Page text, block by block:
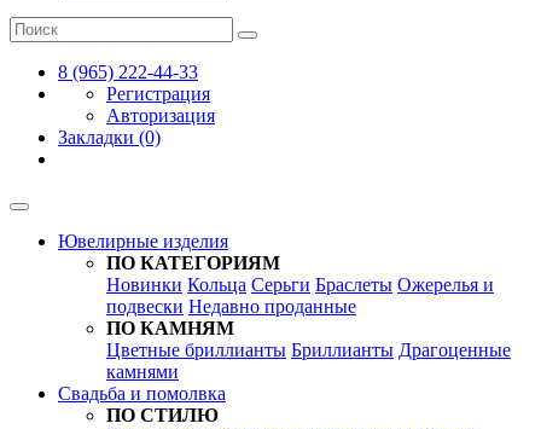
8 (965) 222-44-33
Регистрация
Авторизация
Закладки (0)
Ювелирные изделия
ПО КАТЕГОРИЯМ
Новинки Кольца Серьги Браслеты Ожерелья и
подвески Недавно проданные
ПО КАМНЯМ
Цветные бриллианты Бриллианты Драгоценные
камнями
Свадьба и помолвка
ПО СТИЛЮ